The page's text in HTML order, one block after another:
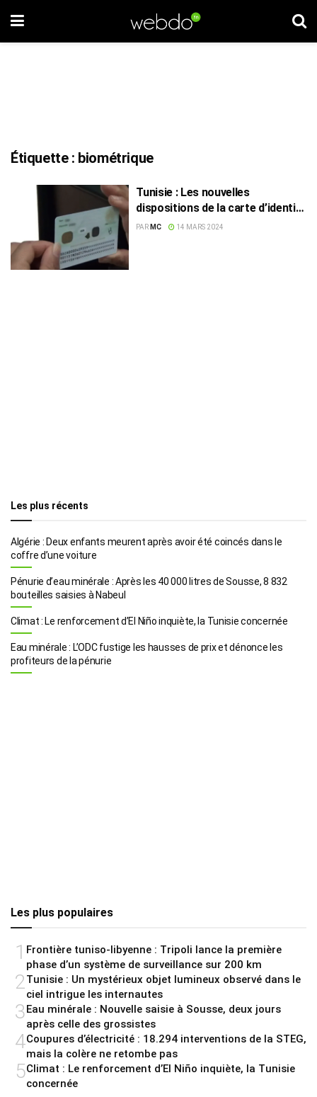
Étiquette : biométrique
Tunisie : Les nouvelles
dispositions de la carte d’identité
biométrique
PAR MC 14 MARS 2024
Les plus récents
Algérie : Deux enfants meurent après avoir été coincés dans le
coffre d’une voiture
Pénurie d’eau minérale : Après les 40 000 litres de Sousse, 8 832
bouteilles saisies à Nabeul
Climat : Le renforcement d’El Niño inquiète, la Tunisie concernée
Eau minérale : L’ODC fustige les hausses de prix et dénonce les
profiteurs de la pénurie
Les plus populaires
1 Frontière tuniso-libyenne : Tripoli lance la première
phase d’un système de surveillance sur 200 km
2 Tunisie : Un mystérieux objet lumineux observé dans le
ciel intrigue les internautes
3Eau minérale : Nouvelle saisie à Sousse, deux jours
après celle des grossistes
4Coupures d’électricité : 18.294 interventions de la STEG,
mais la colère ne retombe pas
5Climat : Le renforcement d’El Niño inquiète, la Tunisie
concernée